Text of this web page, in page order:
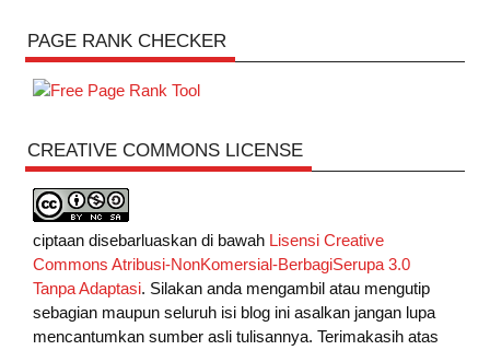
PAGE RANK CHECKER
CREATIVE COMMONS LICENSE
ciptaan disebarluaskan di bawah Lisensi Creative
Commons Atribusi-NonKomersial-BerbagiSerupa 3.0
Tanpa Adaptasi. Silakan anda mengambil atau mengutip
sebagian maupun seluruh isi blog ini asalkan jangan lupa
mencantumkan sumber asli tulisannya. Terimakasih atas